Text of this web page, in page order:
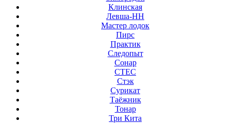
Клинская
Левша-НН
Мастер лодок
Пирс
Практик
Следопыт
Сонар
СТЕС
Стэк
Сурикат
Таёжник
Тонар
Три Кита